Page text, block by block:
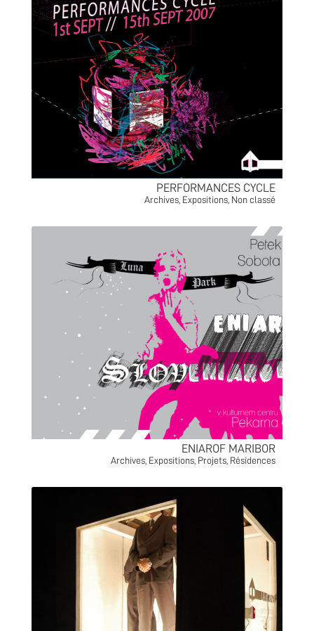
PERFORMANCES CYCLE
Archives, Expositions, Non classé
ENIAROF MARIBOR
Archives Expositions Projets Résidences